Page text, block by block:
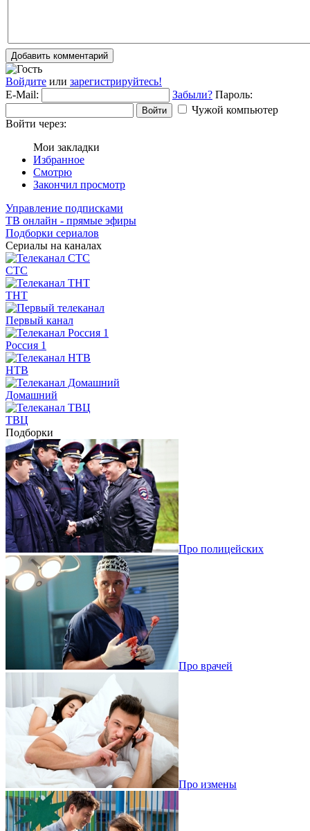
Добавить комментарий
Войдите или зарегистрируйтесь!
E-Mail:
Забыли? Пароль:
Войти
Чужой компьютер
Войти через:
Мои закладки
Избранное
Смотрю
Закончил просмотр
Управление подписками
ТВ онлайн - прямые эфиры
Подборки сериалов
Сериалы на каналах
СТС
ТНТ
Первый канал
Россия 1
НТВ
Домашний
ТВЦ
Подборки
Про полицейских
Про врачей
Про измены